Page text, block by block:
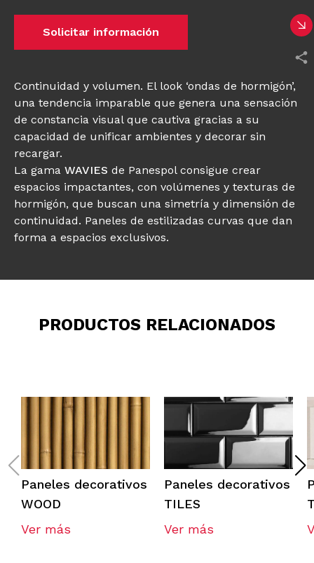
Solicitar información
Continuidad y volumen. El look ‘ondas de hormigón’,
una tendencia imparable que genera una sensación
de constancia visual que cautiva gracias a su
capacidad de unificar ambientes y decorar sin
recargar.
La gama WAVIES de Panespol consigue crear
espacios impactantes, con volúmenes y texturas de
hormigón, que buscan una simetría y dimensión de
continuidad. Paneles de estilizadas curvas que dan
forma a espacios exclusivos.
PRODUCTOS RELACIONADOS
Paneles decorativos
WOOD
Ver más
Paneles decorativos
TILES
Ver más